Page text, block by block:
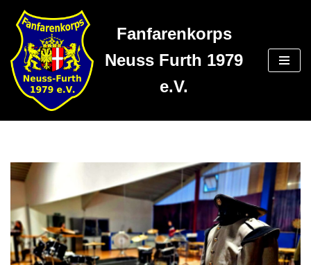
Zum
Inhalt
springen
Fanfarenkorps
Neuss Furth 1979
e.V.